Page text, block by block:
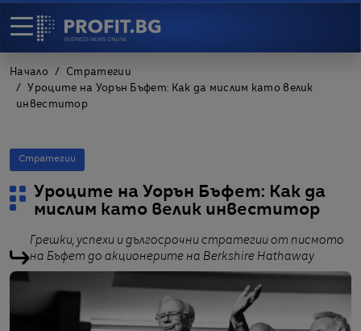
Начало
Стратегии
Уроците на Уорън Бъфет: Как да мислим като велик
инвеститор
Стратегии
Уроците на Уорън Бъфет: Как да
мислим като велик инвеститор
Грешки, успехи и дългосрочни стратегии от писмото
на Бъфет до акционерите на Berkshire Hathaway